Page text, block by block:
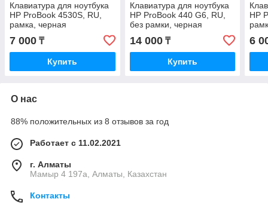
Клавиатура для ноутбука
HP ProBook 4530S, RU,
рамка, черная
7 000 ₸
Купить
Клавиатура для ноутбука
HP ProBook 440 G6, RU,
без рамки, черная
14 000₸
Купить
HP
6
О нас
88% положительных из 8 отзывов за год
Работает с 11.02.2021
г. Алматы
Мамыр 4 197а, Алматы, Казахстан
Контакты